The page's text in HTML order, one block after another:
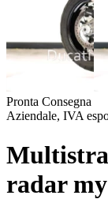
Pronta Consegna
Aziendale, IVA
radar